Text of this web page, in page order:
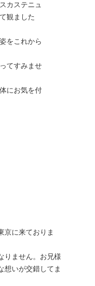
カステニュ
観ました
をこれから
てすみませ
にお気を付
京に来ておりま
りません。お兄様
想いが交錯してま